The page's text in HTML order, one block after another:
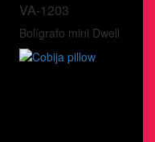
VA-1203
Bolígrafo mini Dwell